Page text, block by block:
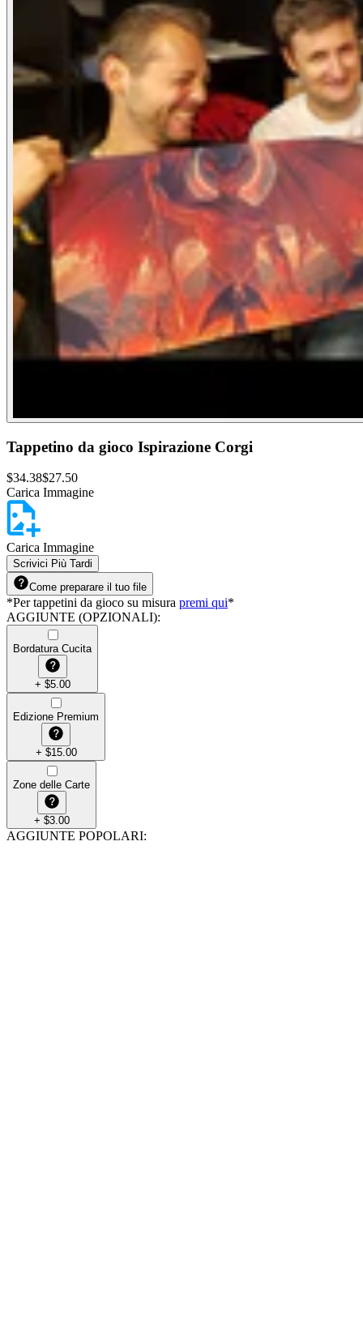
Tappetino da gioco Ispirazione Corgi
$34.38$27.50
Carica Immagine
Carica Immagine
Scrivici Più Tardi
Come preparare il tuo file
*Per tappetini da gioco su misura premi qui*
AGGIUNTE (OPZIONALI):
Bordatura Cucita
+ $5.00
Edizione Premium
+ $15.00
Zone delle Carte
+ $3.00
AGGIUNTE POPOLARI: